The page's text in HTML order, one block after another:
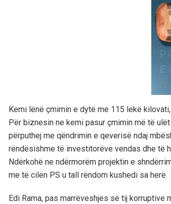
Kemi lënë çmimin e dytë me 115 lekë
Për biznesin ne kemi pasur çmimin më të
përputhej me qëndrimin e qeverisë ndaj
rëndësishme të investitorëve vendas dhe të
Ndërkohë ne ndërmorëm projektin e
me të cilën PS u tall rëndom kushedi sa herë.
Edi Rama, pas marrëveshjes së tij korruptive